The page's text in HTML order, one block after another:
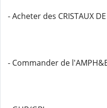
- Acheter des CRISTAUX
- Commander de